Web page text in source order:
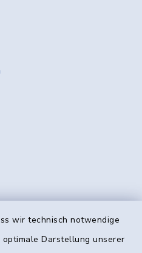
wir technisch notwendige
optimale Darstellung unserer